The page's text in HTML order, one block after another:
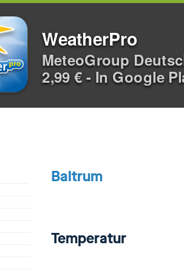
WeatherPro
MeteoGroup
2,99 € - In Google